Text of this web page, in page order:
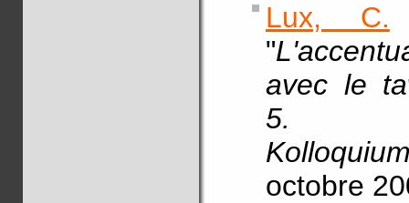
Lux, C.
"
avec le
5.
octobre